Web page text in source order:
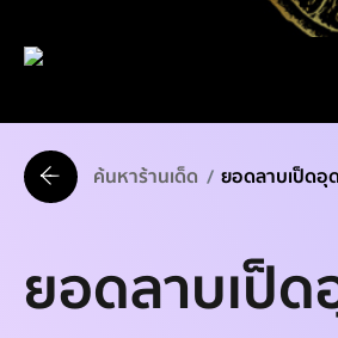
ค้นหาร้านเด็ด ยอดลาบเป็ดอุ
ยอดลาบเป็ด